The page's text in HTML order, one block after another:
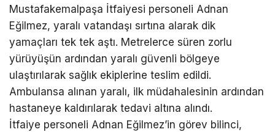
Mustafakemalpaşa İtfaiyesi personeli Adnan
Eğilmez, yaralı vatandaşı sırtına alarak dik
yamaçları tek tek aştı. Metrelerce süren zorlu
yürüyüşün ardından yaralı güvenli bölgeye
ulaştırılarak sağlık ekiplerine teslim edildi.
Ambulansa alınan yaralı, ilk müdahalesinin ardından
hastaneye kaldırılarak tedavi altına alındı.
İtfaiye personeli Adnan Eğilmez’in görev bilinci,